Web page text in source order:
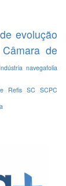
evolução
Câmara de
Indústria navegafolia
Refis SC SCPC